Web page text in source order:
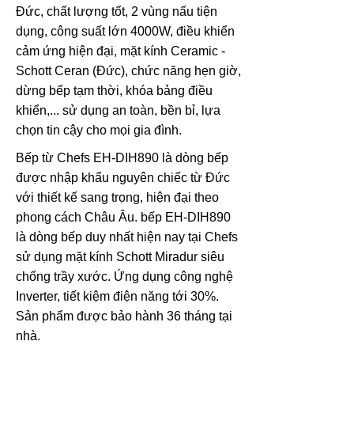
Đức, chất lượng tốt, 2 vùng nấu tiện
dụng, công suất lớn 4000W, điều khiển
cảm ứng hiện đại, mặt kính Ceramic -
Schott Ceran (Đức), chức năng hẹn giờ,
dừng bếp tạm thời, khóa bảng điều
khiển,... sử dụng an toàn, bền bỉ, lựa
chọn tin cậy cho mọi gia đình.
Bếp từ Chefs EH-DIH890 là dòng bếp
được nhập khẩu nguyên chiếc từ Đức
với thiết kế sang trọng, hiện đại theo
phong cách Châu Âu. bếp EH-DIH890
là dòng bếp duy nhất hiện nay tại Chefs
sử dụng mặt kính Schott Miradur siêu
chống trầy xước. Ứng dụng công nghệ
Inverter, tiết kiệm điện năng tới 30%.
Sản phẩm được bảo hành 36 tháng tại
nhà.